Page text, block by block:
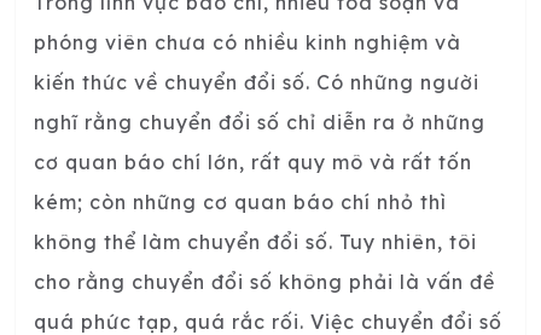
phóng viên chưa có nhiều kinh nghiệm và
kiến thức về chuyển đổi số. Có những người
nghĩ rằng chuyển đổi số chỉ diễn ra ở những
cơ quan báo chí lớn, rất quy mô và rất tốn
kém; còn những cơ quan báo chí nhỏ thì
không thể làm chuyển đổi số. Tuy nhiên, tôi
cho rằng chuyển đổi số không phải là vấn đề
quá phức tạp, quá rắc rối. Việc chuyển đổi số